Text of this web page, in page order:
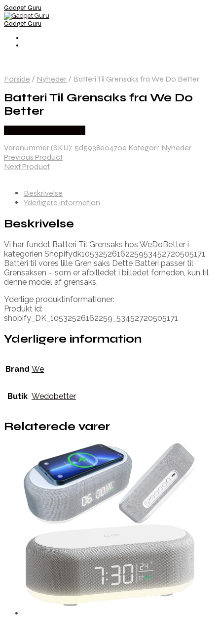
Gadget Guru
Gadget Guru
Forside / Nyheder / Batteri Til Grensaks fra We Do Better
Batteri Til Grensaks fra We Do
Better
Varenummer (SKU): 5d5938e0470e Kategori: Nyheder
Previous Product
Next Product
Beskrivelse
Yderligere information
Beskrivelse
Vi har fundet Batteri Til Grensaks hos WeDoBetter i
kategorien Shopifydk1053252616225953452720505171.
Batteri til vores lille Gren saks Dette Batteri passer til
Grensaksen – som er afbilledet i billedet forneden, kun til
denne model af grensaks.
Yderlige produktinformationer:
Produkt id:
shopify_DK_10532526162259_53452720505171
Yderligere information
Brand We
Butik Wedobetter
Relaterede varer